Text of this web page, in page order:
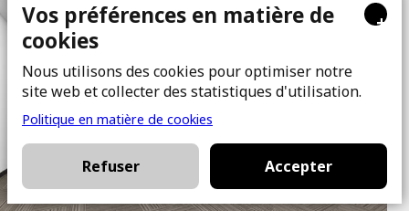
+
Vos préférences en matière de
cookies
Nous utilisons des cookies pour optimiser notre
site web et collecter des statistiques d'utilisation.
Politique en matière de cookies
Refuser Accepter